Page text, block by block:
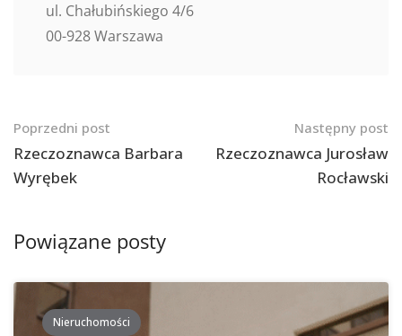
ul. Chałubińskiego 4/6
00-928 Warszawa
Nawigacja
po
postach
Poprzedni post
Rzeczoznawca Barbara
Wyrębek
Następny post
Rzeczoznawca Jurosław
Rocławski
Powiązane posty
Nieruchomości